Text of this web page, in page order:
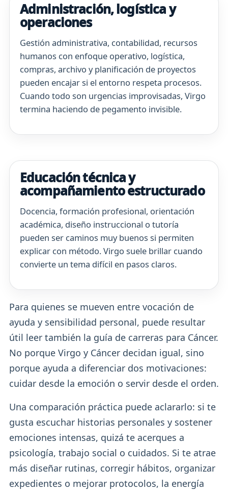
Administración, logística y
operaciones
Gestión administrativa, contabilidad, recursos
humanos con enfoque operativo, logística,
compras, archivo y planificación de proyectos
pueden encajar si el entorno respeta procesos.
Cuando todo son urgencias improvisadas, Virgo
termina haciendo de pegamento invisible.
Educación técnica y
acompañamiento estructurado
Docencia, formación profesional, orientación
académica, diseño instruccional o tutoría
pueden ser caminos muy buenos si permiten
explicar con método. Virgo suele brillar cuando
convierte un tema difícil en pasos claros.
Para quienes se mueven entre vocación de
ayuda y sensibilidad personal, puede resultar
útil leer también la guía de carreras para Cáncer.
No porque Virgo y Cáncer decidan igual, sino
porque ayuda a diferenciar dos motivaciones:
cuidar desde la emoción o servir desde el orden.
Una comparación práctica puede aclararlo: si te
gusta escuchar historias personales y sostener
emociones intensas, quizá te acerques a
psicología, trabajo social o cuidados. Si te atrae
más diseñar rutinas, corregir hábitos, organizar
expedientes o mejorar protocolos, la energía